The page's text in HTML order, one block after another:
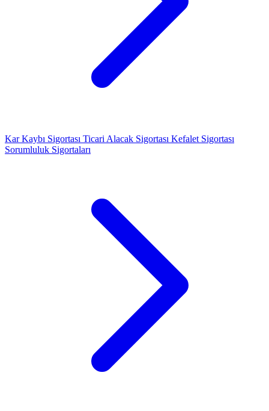
Kar Kaybı Sigortası Ticari Alacak Sigortası Kefalet Sigortası
Sorumluluk Sigortaları